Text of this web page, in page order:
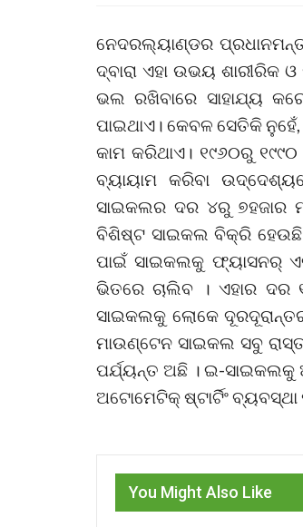
ନେଦରଲ୍ୟାଣ୍ଡର
ଦ୍ବାରା ଏହା ଉଭୟ
ଭଲ ରଖିବାରେ ସାହାଯ୍ୟ
ପାଇଥାଏ। କେବଳ ସେତିକି
କାମ କରିଥାଏ। ୧୯୬୦ରୁ
ବ୍ୟାୟାମ କରିବା
ସାଇକଲର ଦର ୪ରୁ ୭ହଜାର
ବିଶିଷ୍ଟ ସାଇକଲ ବିକ୍ରି
ପାଇଁ ସାଇକଲକୁ ଫ୍ୟାସନର୍‌
ଭିତରେ ଚାଲିବ । ଏହାର ଦର
ସାଇକଲକୁ ଲୋକେ
ମାଉଣ୍ଟେନ ସାଇକଲ ସବୁ
ପର୍ଯ୍ୟନ୍ତ ଅଛି । ଇ-ସାଇକଲକୁ
ଅଟୋମେଟିକ୍‌ ଷ୍ଟାର୍ଟିଂ
You Might Also Like